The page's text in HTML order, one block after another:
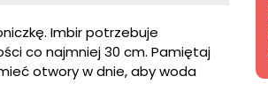
Imbir potrzebuje
co najmniej 30 cm. Pamiętaj
otwory w dnie, aby woda